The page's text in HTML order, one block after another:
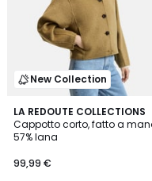
New Collection
LA REDOUTE COLLECTIONS
Cappotto corto, fatto a
57% lana
99,99 €